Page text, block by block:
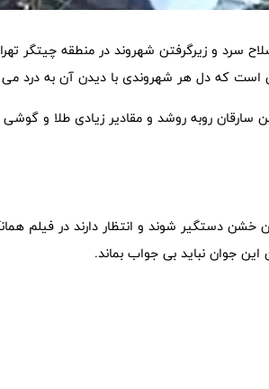
روبه روشد و مقادیر زیادی طلا و گوشی
دستگیر شوند و انتظار دارند در فیلم
جوان نباید بی جواب بماند.